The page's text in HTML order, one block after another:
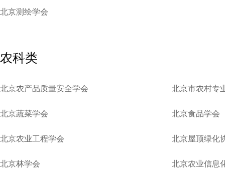
北京测绘学会
农科类
北京农产品质量安全学会 北京市农村专
北京蔬菜学会 北京食品学会
北京农业工程学会 北京屋顶绿化
北京林学会 北京农业信息